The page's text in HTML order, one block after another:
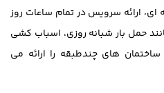
ارائه سرویس در تمام ساعات روز
حمل بار شبانه روزی، اسباب کشی
های چندطبقه را ارائه می